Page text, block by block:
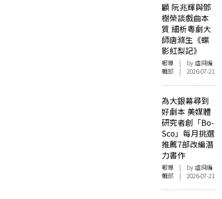
顧 阮兆輝與鄧
樹榮談戲曲本
質 細析粵劇大
師唐滌生《蝶
影紅梨記》
報導 | by 虛詞編
輯部 | 2026-07-21
為大銀幕尋到
好劇本 美媒體
研究者創「Bo-
Sco」每月挑選
推薦7部改編潛
力書作
報導 | by 虛詞編
輯部 | 2026-07-21